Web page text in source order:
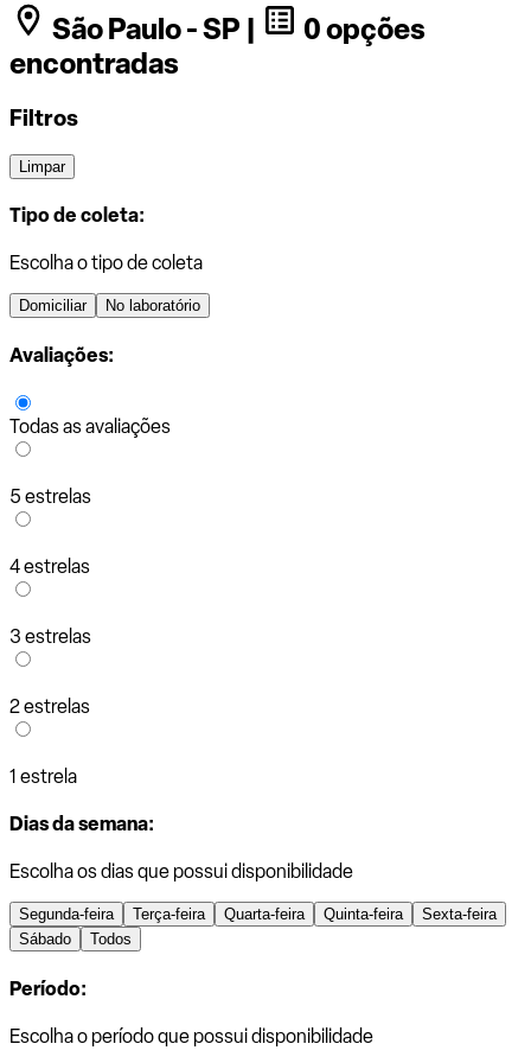
São Paulo - SP |
0 opções
encontradas
Filtros
Limpar
Tipo de coleta:
Escolha o tipo de coleta
Domiciliar No laboratório
Avaliações:
Todas as avaliações
5 estrelas
4 estrelas
3 estrelas
2 estrelas
1 estrela
Dias da semana:
Escolha os dias que possui disponibilidade
Segunda-feira Terça-feira Quarta-feira Quinta-feira
Sexta-feira
Sábado
Todos
Período:
Escolha o período que possui disponibilidade